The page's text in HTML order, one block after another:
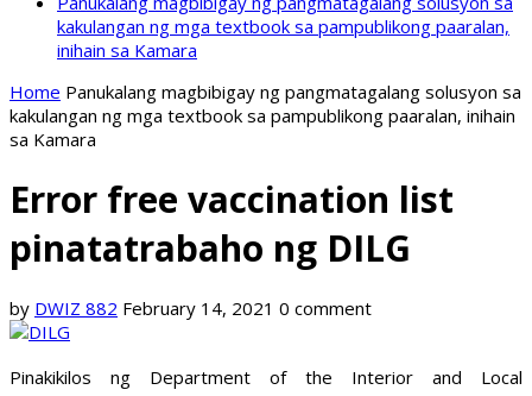
kakulangan ng mga textbook sa pampublikong paaralan,
inihain sa Kamara
Home Panukalang magbibigay ng pangmatagalang solusyon sa
kakulangan ng mga textbook sa pampublikong paaralan, inihain
sa Kamara
Error free vaccination list
pinatatrabaho ng DILG
by DWIZ 882 February 14, 2021 0 comment
Pinakikilos ng Department of the Interior and Local